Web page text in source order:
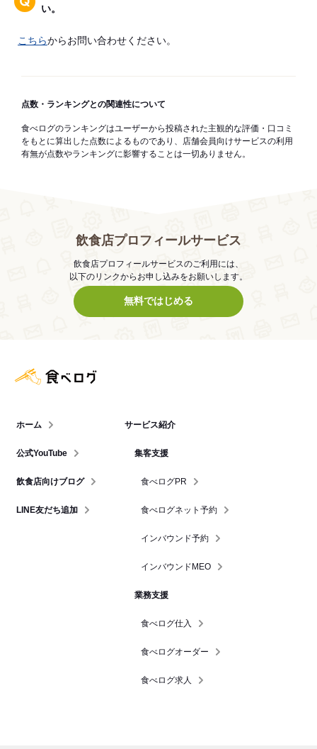
い。
こちらからお問い合わせください。
点数・ランキングとの関連性について
食べログのランキングはユーザーから投稿された主観的な評価・口コミ
をもとに算出した点数によるものであり、店舗会員向けサービスの利用
有無が点数やランキングに影響することは一切ありません。
飲食店プロフィールサービス
飲食店プロフィールサービスのご利用には、
以下のリンクからお申し込みをお願いします。
無料ではじめる
ホーム
公式YouTube
飲食店向けブログ
LINE友だち追加
サービス紹介
集客支援
食べログPR
食べログネット予約
インバウンド予約
インバウンドMEO
業務支援
食べログ仕入
食べログオーダー
食べログ求人